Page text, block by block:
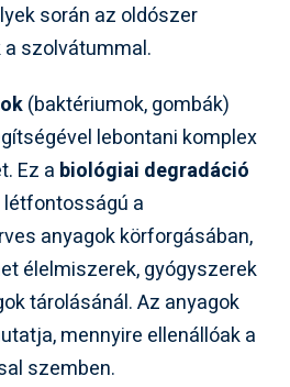
során az oldószer
szolvátummal.
(baktériumok, gombák)
lebontani komplex
Ez a biológiai degradáció
létfontosságú a
anyagok körforgásában,
élelmiszerek, gyógyszerek
tárolásánál. Az anyagok
mennyire ellenállóak a
szemben.